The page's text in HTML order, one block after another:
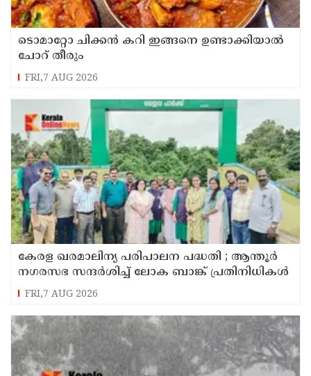
ടൊമാറ്റോ ചിക്കൻ കറി ഇങ്ങനെ ഉണ്ടാക്കിയാൽ
ചോറ് തീരും
FRI,7 AUG 2026
കേരള ഖരമാലിന്യ പരിപാലന പദ്ധതി ; ആന്തൂർ
നഗരസഭ സന്ദർശിച്ച് ലോക ബാങ്ക് പ്രതിനിധികൾ
FRI,7 AUG 2026